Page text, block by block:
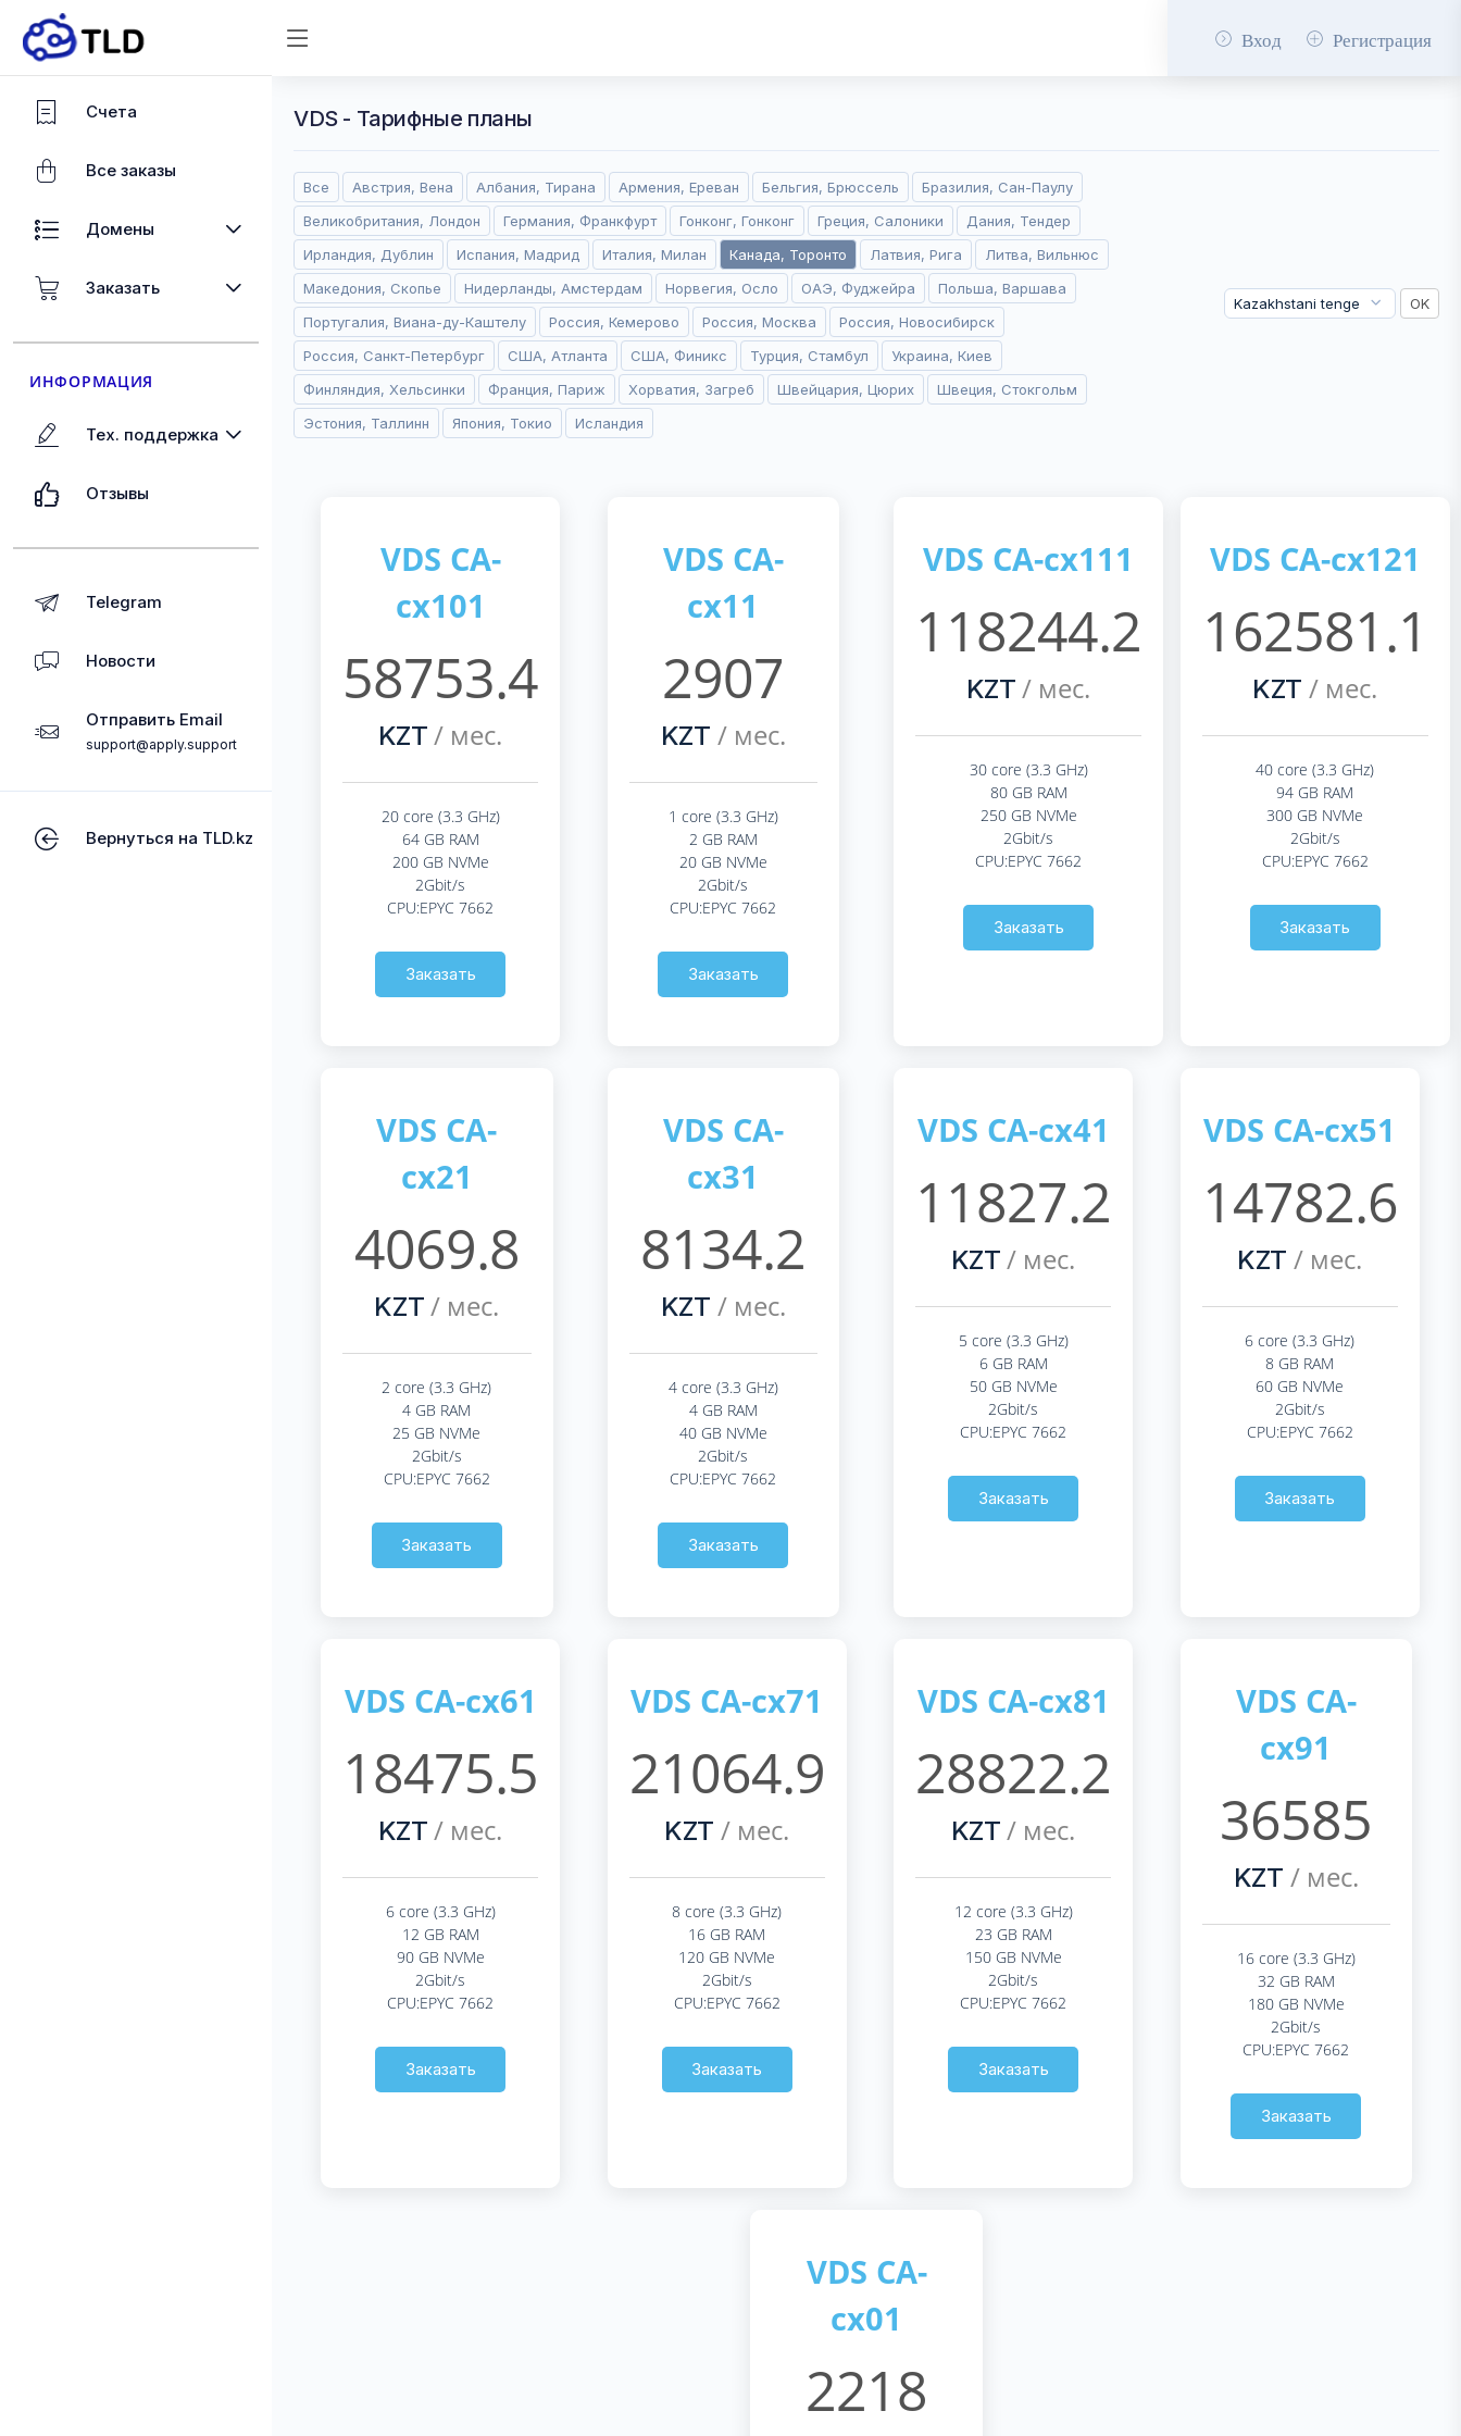
Вход Регистрация
Счета
Все заказы
Домены
Заказать
ИНФОРМАЦИЯ
Тех. поддержка
Отзывы
Telegram
Новости
Отправить Email
support@apply.support
Вернуться на TLD.kz
VDS - Тарифные планы
Все Австрия, Вена Албания, Тирана Армения, Ереван Бельгия, Брюссель
Бразилия, Сан-Паулу
Великобритания, Лондон
Германия, Франкфурт Гонконг, Гонконг Греция, Салоники
Дания, Тендер
Ирландия, Дублин
Испания, Мадрид Италия, Милан Канада, Торонто Латвия, Рига
Литва, Вильнюс
Македония, Скопье
Нидерланды, Амстердам Норвегия, Осло ОАЭ, Фуджейра
Польша, Варшава
Португалия, Виана-ду-Каштелу
Россия, Кемерово Россия, Москва
Россия, Новосибирск
Россия, Санкт-Петербург
США, Атланта США, Финикс Турция, Стамбул
Украина, Киев
Финляндия, Хельсинки
Франция, Париж Хорватия, Загреб Швейцария, Цюрих
Швеция, Стокгольм
Эстония, Таллинн
Япония, Токио Исландия
VDS CA-
cx101
58753.4
KZT / мес.
20 core (3.3 GHz)
64 GB RAM
200 GB NVMe
2Gbit/s
CPU:EPYC 7662
Заказать
VDS CA-
cx11
2907
KZT / мес.
1 core (3.3 GHz)
2 GB RAM
20 GB NVMe
2Gbit/s
CPU:EPYC 7662
Заказать
VDS CA-cx111
118244.2
KZT / мес.
30 core (3.3 GHz)
80 GB RAM
250 GB NVMe
2Gbit/s
CPU:EPYC 7662
Заказать
VDS CA-cx121
162581.1
KZT / мес.
40 core (3.3 GHz)
94 GB RAM
300 GB NVMe
2Gbit/s
CPU:EPYC 7662
Заказать
VDS CA-
cx21
4069.8
KZT / мес.
2 core (3.3 GHz)
4 GB RAM
25 GB NVMe
2Gbit/s
CPU:EPYC 7662
Заказать
VDS CA-
cx31
8134.2
KZT / мес.
4 core (3.3 GHz)
4 GB RAM
40 GB NVMe
2Gbit/s
CPU:EPYC 7662
Заказать
VDS CA-cx41
11827.2
KZT / мес.
5 core (3.3 GHz)
6 GB RAM
50 GB NVMe
2Gbit/s
CPU:EPYC 7662
Заказать
VDS CA-cx51
14782.6
KZT / мес.
6 core (3.3 GHz)
8 GB RAM
60 GB NVMe
2Gbit/s
CPU:EPYC 7662
Заказать
VDS CA-cx61
18475.5
KZT / мес.
6 core (3.3 GHz)
12 GB RAM
90 GB NVMe
2Gbit/s
CPU:EPYC 7662
Заказать
VDS CA-cx71
21064.9
KZT / мес.
8 core (3.3 GHz)
16 GB RAM
120 GB NVMe
2Gbit/s
CPU:EPYC 7662
Заказать
VDS CA-cx81
28822.2
KZT / мес.
12 core (3.3 GHz)
23 GB RAM
150 GB NVMe
2Gbit/s
CPU:EPYC 7662
Заказать
VDS CA-
cx91
36585
KZT / мес.
16 core (3.3 GHz)
32 GB RAM
180 GB NVMe
2Gbit/s
CPU:EPYC 7662
Заказать
VDS CA-
cx01
2218